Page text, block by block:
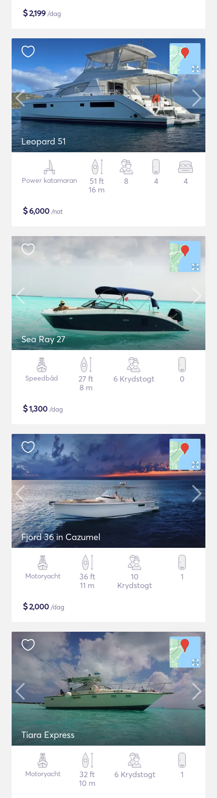
$2,199 /dag
Leopard 51
Power katamaran
51 ft
16 m
8 4 4
$6,000 /nat
Sea Ray 27
Speedbåd
27 ft
8 m
6 Krydstogt 0
$1,300 /dag
Fjord 36 in Cazumel
Motoryacht
36 ft
11 m
10
Krydstogt
1
$2,000 /dag
Tiara Express
Motoryacht
32 ft
10 m
6 Krydstogt 1